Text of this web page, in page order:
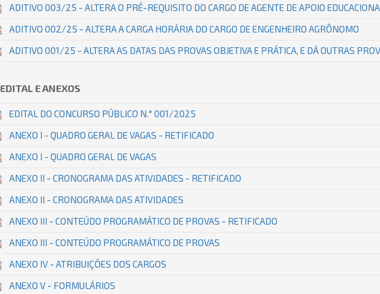
ADITIVO 003/25 - ALTERA O PRÉ-REQUISITO DO CARGO DE AGENTE DE APOIO
ADITIVO 002/25 - ALTERA A CARGA HORÁRIA DO CARGO DE ENGENHEIRO AGRÔNOMO
ADITIVO 001/25 - ALTERA AS DATAS DAS PROVAS OBJETIVA E PRÁTICA, E DÁ OUTRAS
EDITAL E ANEXOS
EDITAL DO CONCURSO PÚBLICO N.° 001/2025
ANEXO I - QUADRO GERAL DE VAGAS - RETIFICADO
ANEXO I - QUADRO GERAL DE VAGAS
ANEXO II - CRONOGRAMA DAS ATIVIDADES - RETIFICADO
ANEXO II - CRONOGRAMA DAS ATIVIDADES
ANEXO III - CONTEÚDO PROGRAMÁTICO DE PROVAS - RETIFICADO
ANEXO III - CONTEÚDO PROGRAMÁTICO DE PROVAS
ANEXO IV - ATRIBUIÇÕES DOS CARGOS
ANEXO V - FORMULÁRIOS